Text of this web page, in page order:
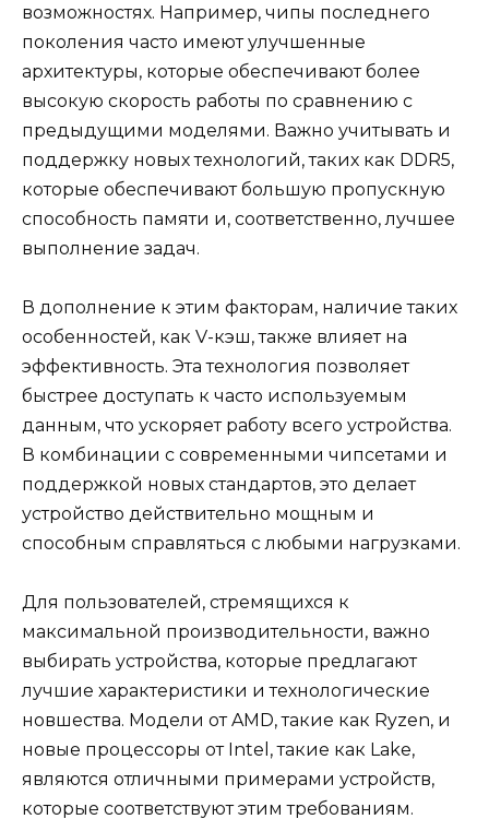
возможностях. Например, чипы последнего
поколения часто имеют улучшенные
архитектуры, которые обеспечивают более
высокую скорость работы по сравнению с
предыдущими моделями. Важно учитывать и
поддержку новых технологий, таких как DDR5,
которые обеспечивают большую пропускную
способность памяти и, соответственно, лучшее
выполнение задач.
В дополнение к этим факторам, наличие таких
особенностей, как V-кэш, также влияет на
эффективность. Эта технология позволяет
быстрее доступать к часто используемым
данным, что ускоряет работу всего устройства.
В комбинации с современными чипсетами и
поддержкой новых стандартов, это делает
устройство действительно мощным и
способным справляться с любыми нагрузками.
Для пользователей, стремящихся к
максимальной производительности, важно
выбирать устройства, которые предлагают
лучшие характеристики и технологические
новшества. Модели от AMD, такие как Ryzen, и
новые процессоры от Intel, такие как Lake,
являются отличными примерами устройств,
которые соответствуют этим требованиям.